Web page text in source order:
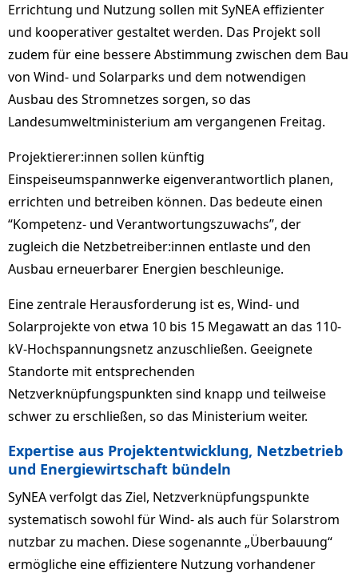
Errichtung und Nutzung sollen mit SyNEA effizienter
und kooperativer gestaltet werden. Das Projekt soll
zudem für eine bessere Abstimmung zwischen dem Bau
von Wind- und Solarparks und dem notwendigen
Ausbau des Stromnetzes sorgen, so das
Landesumweltministerium am vergangenen Freitag.
Projektierer:innen sollen künftig
Einspeiseumspannwerke eigenverantwortlich planen,
errichten und betreiben können. Das bedeute einen
“Kompetenz- und Verantwortungszuwachs”, der
zugleich die Netzbetreiber:innen entlaste und den
Ausbau erneuerbarer Energien beschleunige.
Eine zentrale Herausforderung ist es, Wind- und
Solarprojekte von etwa 10 bis 15 Megawatt an das 110-
kV-Hochspannungsnetz anzuschließen. Geeignete
Standorte mit entsprechenden
Netzverknüpfungspunkten sind knapp und teilweise
schwer zu erschließen, so das Ministerium weiter.
Expertise aus Projektentwicklung, Netzbetrieb
und Energiewirtschaft bündeln
SyNEA verfolgt das Ziel, Netzverknüpfungspunkte
systematisch sowohl für Wind- als auch für Solarstrom
nutzbar zu machen. Diese sogenannte „Überbauung“
ermögliche eine effizientere Nutzung vorhandener